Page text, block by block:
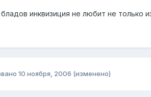
инквизиция не любит не только
10 ноября, 2006 (изменено)